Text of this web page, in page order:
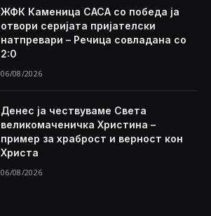
ЖФК Каменица САСА со победа ја
отвори серијата пријателски
натпревари – Речица совладана со
2:0
06/08/2026
Денес ја чествуваме Света
великомаченичка Христина –
пример за храброст и верност кон
Христа
06/08/2026